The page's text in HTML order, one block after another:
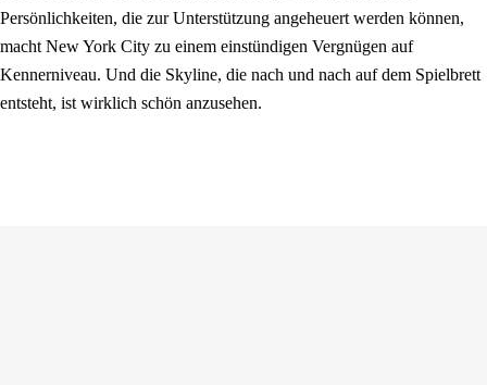
Persönlichkeiten, die zur Unterstützung angeheuert werden können,
macht New York City zu einem einstündigen Vergnügen auf
Kennerniveau. Und die Skyline, die nach und nach auf dem Spielbrett
entsteht, ist wirklich schön anzusehen.